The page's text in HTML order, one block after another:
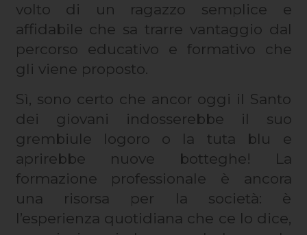
volto di un ragazzo semplice e
affidabile che sa trarre vantaggio dal
percorso educativo e formativo che
gli viene proposto.
Sì, sono certo che ancor oggi il Santo
dei giovani indosserebbe il suo
grembiule logoro o la tuta blu e
aprirebbe nuove botteghe! La
formazione professionale è ancora
una risorsa per la società: è
l’esperienza quotidiana che ce lo dice,